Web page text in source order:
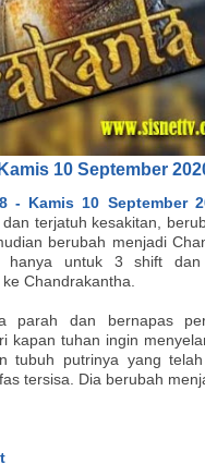
10 September
- Kamis 10 September
terjatuh kesakitan,
berubah menjadi
hanya untuk 3 shift
Chandrakantha.
parah dan bernapas
kapan tuhan ingin
tubuh putrinya yang
tersisa. Dia berubah